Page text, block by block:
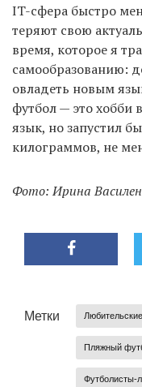
IT-сфера быстро
теряют свою
время, которое я
самообразованию:
овладеть новым
футбол — это хобби
язык, но запустил
килограммов, не
Фото: Ирина
Метки
Пляжный
Футболисты-